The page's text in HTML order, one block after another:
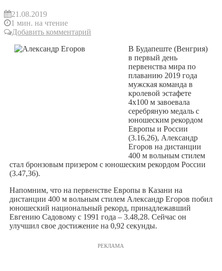
21.08.2019
1 мин. на чтение
Добавить комментарий
В Будапеште (Венгрия)
в первый день
первенства мира по
плаванию 2019 года
мужская команда в
кролевой эстафете
4х100 м завоевала
серебряную медаль с
юношеским рекордом
Европы и России
(3.16,26), Александр
Егоров на дистанции
400 м вольным стилем
стал бронзовым призером с юношеским рекордом России
(3.47,36).
Напомним, что на первенстве Европы в Казани на
дистанции 400 м вольным стилем Александр Егоров побил
юношеский национальный рекорд, принадлежавший
Евгению Садовому с 1991 года – 3.48,28. Сейчас он
улучшил свое достижение на 0,92 секунды.
РЕКЛАМА